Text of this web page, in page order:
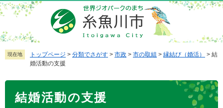
ペ
ー
ジ
の
先
メ
ニ
ュ
ー
を現在地 トップページ > 分類でさがす > 市政 > 市の取組 > 縁結び（婚活） > 結
婚活動の支援
結婚活動の支援